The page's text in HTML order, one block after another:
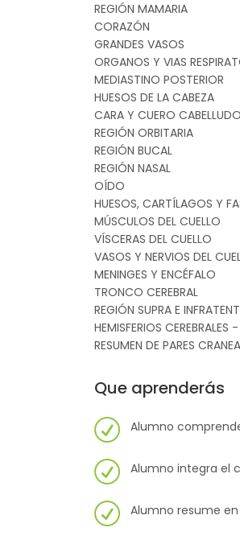
REGIÓN MAMARIA
CORAZÓN
GRANDES VASOS
ORGANOS Y VIAS
MEDIASTINO POSTERIOR
HUESOS DE LA CABEZA
CARA Y CUERO CABELLUDO
REGIÓN ORBITARIA
REGIÓN BUCAL
REGIÓN NASAL
OÍDO
HUESOS, CARTÍLAGOS Y
MÚSCULOS DEL CUELLO
VÍSCERAS DEL CUELLO
VASOS Y NERVIOS DEL
MENINGES Y ENCÉFALO
TRONCO CEREBRAL
REGIÓN SUPRA E
HEMISFERIOS
RESUMEN DE PARES
Que aprenderás
Alumno
Alumno integra el
Alumno resume